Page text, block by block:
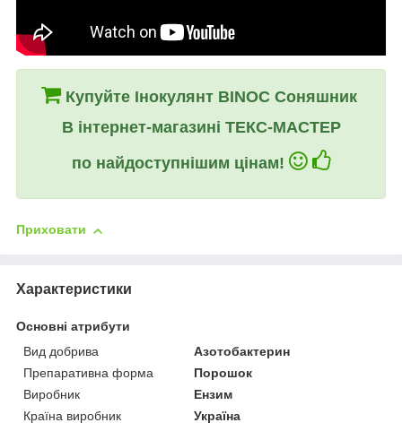
Купуйте Інокулянт BINОC Соняшник
В інтернет-магазині ТЕКС-МАСТЕР
по найдоступнішим цінам!
Приховати
Характеристики
Основні атрибути
Вид добрива
Азотобактерин
Препаративна форма
Порошок
Виробник
Ензим
Країна виробник
Україна